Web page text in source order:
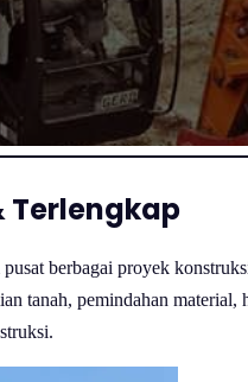
Terlengkap
berbagai proyek
tanah, pemindahan